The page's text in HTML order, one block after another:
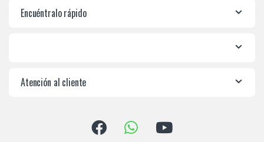
Encuéntralo rápido
Atención al cliente